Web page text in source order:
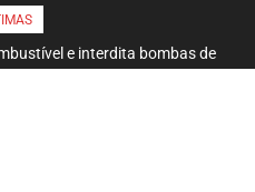
e interdita bombas de
da Torre